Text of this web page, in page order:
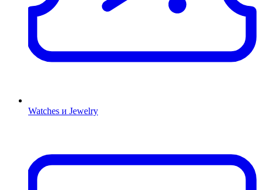
Watches и Jewelry